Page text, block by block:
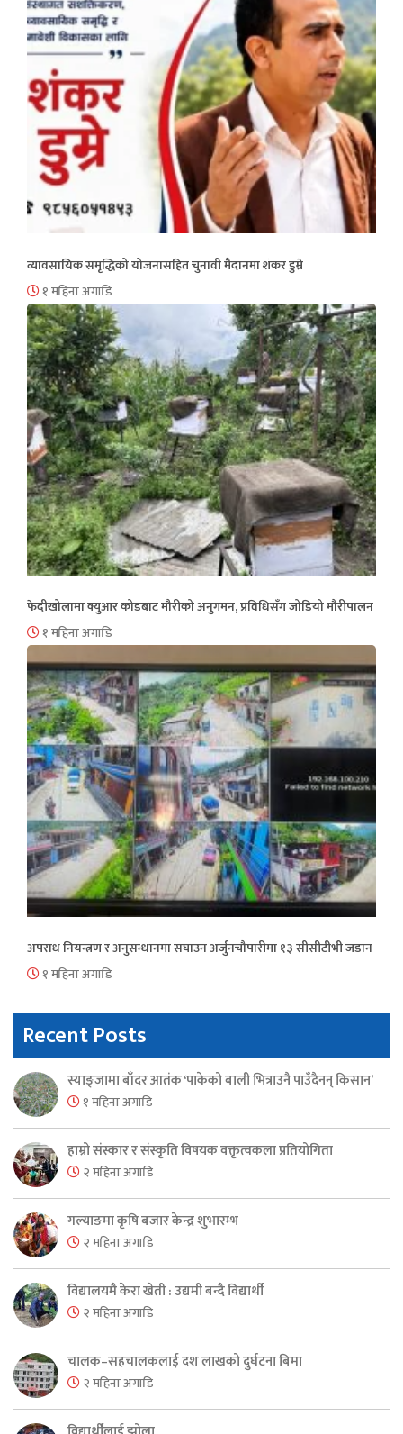
व्यावसायिक समृद्धिको योजनासहित चुनावी मैदानमा शंकर डुम्रे
१ महिना अगाडि
फेदीखोलामा क्युआर कोडबाट मौरीको अनुगमन, प्रविधिसँग जोडियो मौरीपालन
१ महिना अगाडि
अपराध नियन्त्रण र अनुसन्धानमा सघाउन अर्जुनचौपारीमा १३ सीसीटीभी जडान
१ महिना अगाडि
Recent Posts
स्याङ्जामा बाँदर आतंक ‘पाकेको बाली भित्राउनै पाउँदैनन् किसान’
१ महिना अगाडि
हाम्रो संस्कार र संस्कृति विषयक वक्तृत्वकला प्रतियोगिता
२ महिना अगाडि
गल्याङमा कृषि बजार केन्द्र शुभारम्भ
२ महिना अगाडि
विद्यालयमै केरा खेती : उद्यमी बन्दै विद्यार्थी
२ महिना अगाडि
चालक–सहचालकलाई दश लाखको दुर्घटना बिमा
२ महिना अगाडि